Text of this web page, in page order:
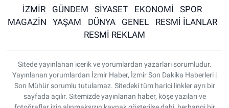
İZMİR GÜNDEM SİYASET EKONOMİ
SPOR
MAGAZİN
YAŞAM DÜNYA GENEL
RESMİ İLANLAR
RESMİ REKLAM
Sitede yayınlanan içerik ve yorumlardan yazarları sorumludur.
Yayınlanan yorumlardan İzmir Haber, İzmir Son Dakika Haberleri |
Son Mühür sorumlu tutulamaz. Sitedeki tüm harici linkler ayrı bir
sayfada açılır. Sitemizde yayınlanan haber, köşe yazıları ve